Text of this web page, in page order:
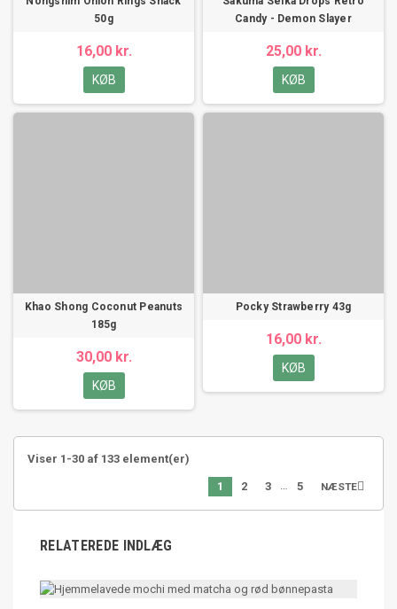
50g
16,00 kr.
KØB
Candy - Demon Slayer
25,00 kr.
KØB
Khao Shong Coconut Peanuts
185g
30,00 kr.
KØB
Pocky Strawberry 43g
16,00 kr.
KØB
Viser 1-30 af 133 element(er)
1 2 3 … 5 NÆSTE
RELATEREDE INDLÆG